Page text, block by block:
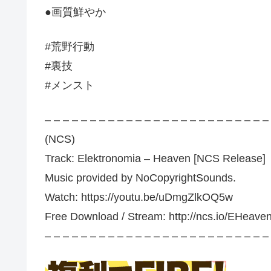
●画質鮮やか
#荒野行動
#裏技
#メンスト
– – – – – – – – – – – – – – – – – – – – – – – –
(NCS)
Track: Elektronomia – Heaven [NCS Release]
Music provided by NoCopyrightSounds.
Watch: https://youtu.be/uDmgZlkOQ5w
Free Download / Stream: http://ncs.io/
– – – – – – – – – – – – – – – – – – – – – – – –